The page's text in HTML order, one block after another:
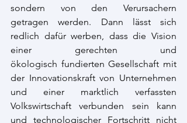
sondern von den Verursachern
getragen werden. Dann lässt sich
redlich dafür werben, dass die Vision
einer gerechten und
ökologisch fundierten Gesellschaft mit
der Innovationskraft von Unternehmen
und einer marktlich verfassten
Volkswirtschaft verbunden sein kann
und technologischer Fortschritt nicht